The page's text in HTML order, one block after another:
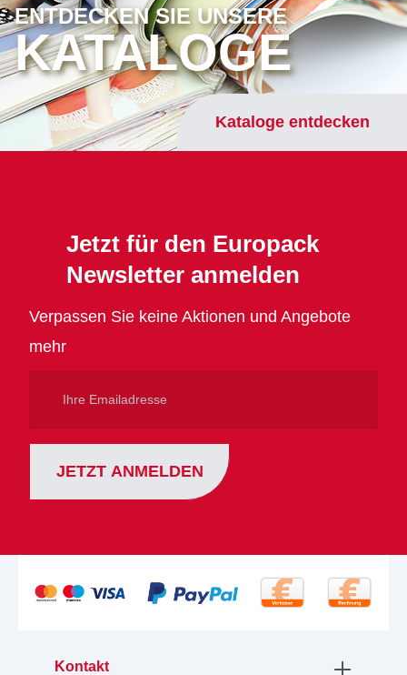
ENTDECKEN SIE UNSERE
KATALOGE
Kataloge entdecken
Jetzt für den Europack
Newsletter anmelden
Verpassen Sie keine Aktionen und Angebote
mehr
Emailadresse
JETZT ANMELDEN
Kontakt